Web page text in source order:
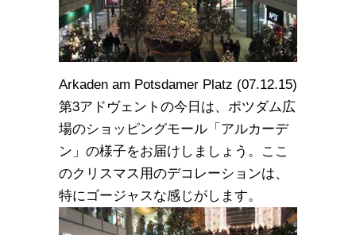
Arkaden am Potsdamer Platz (07.12.15)
第3アドヴェントの今日は、ポツダム広
場のショッピングモール「アルカーデ
ン」の様子をお届けしましょう。ここ
のクリスマス用のデコレーションは、
特にゴージャスな感じがします。